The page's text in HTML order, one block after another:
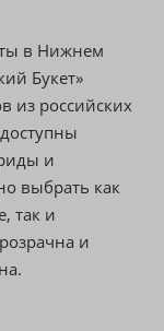
в Нижнем
Букет»
из российских
и
выбрать как
так и
и